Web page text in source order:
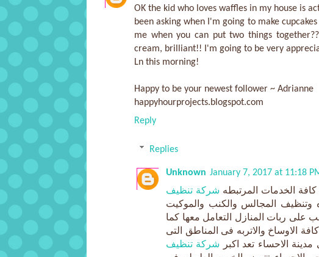
OK the kid who loves waffles in my house is
been asking when I'm going to make
me when you can put two things
cream, brilliant!! I'm going to be very
Ln this morning!
Happy to be your newest follower ~ Adrianne
happyhourprojects.blogspot.com
Reply
Replies
Unknown January 7, 2017 at 11:18
كافة الخدمات المرتبطه شركة تنظيف
وتنظيف المجالس والكنب والموكيت
على ربات المنازل التعامل معها كما
الاوساخ والاتربه فى المناطق التى
الاحساء تعد اكبر شركة تنظيف